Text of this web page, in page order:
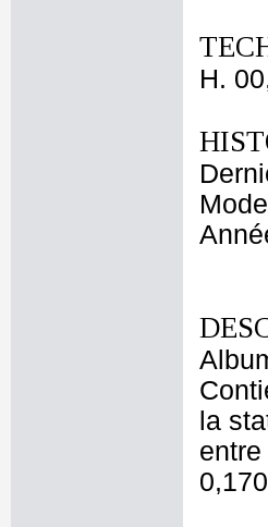
H.
la